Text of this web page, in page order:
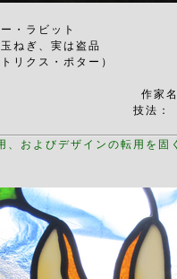
・ラビット
ねぎ、実は盗品
リクス・ポター）
作家
技法： フ
およびデザインの転用を固